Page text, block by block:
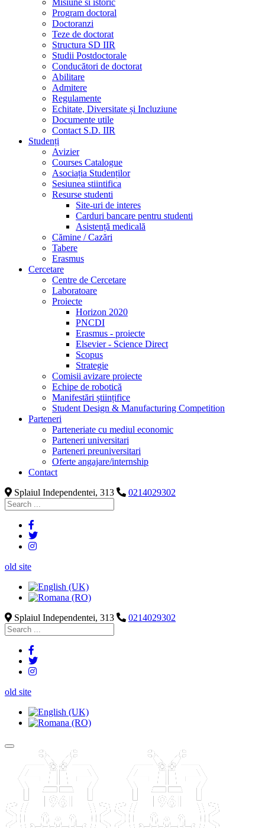
Misiune si istoric
Program doctoral
Doctoranzi
Teze de doctorat
Structura SD IIR
Studii Postdoctorale
Conducători de doctorat
Abilitare
Admitere
Regulamente
Echitate, Diversitate și Incluziune
Documente utile
Contact S.D. IIR
Studenți
Avizier
Courses Catalogue
Asociația Studenților
Sesiunea stiintifica
Resurse studenti
Site-uri de interes
Carduri bancare pentru studenti
Asistență medicală
Cămine / Cazări
Tabere
Erasmus
Cercetare
Centre de Cercetare
Laboratoare
Proiecte
Horizon 2020
PNCDI
Erasmus - proiecte
Elsevier - Science Direct
Scopus
Strategie
Comisii avizare proiecte
Echipe de robotică
Manifestări științifice
Student Design & Manufacturing Competition
Parteneri
Parteneriate cu mediul economic
Parteneri universitari
Parteneri preuniversitari
Oferte angajare/internship
Contact
Splaiul Independentei, 313
0214029302
old site
Splaiul Independentei, 313 0214029302
old site